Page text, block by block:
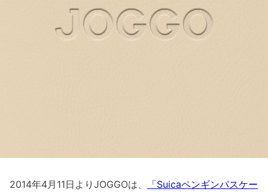
2014年4月11日よりJOGGOは、
「Suicaペンギンパスケー